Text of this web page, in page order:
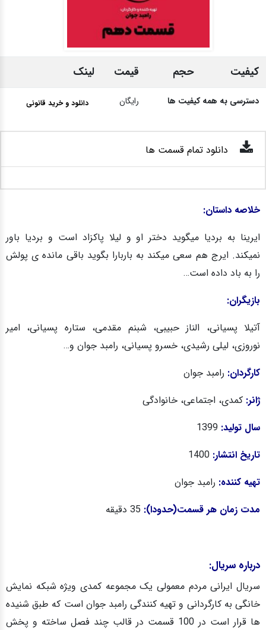
کیفیت حجم قیمت لینک
دسترسی به همه کیفیت ها رایگان دانلود و خرید قانونی
دانلود تمام قسمت ها
خلاصه داستان:
ایرینا به بردیا میگوید دختر او و لیلا پاکزاد است و بردیا باور
نمیکند. ایرج هم سعى میکند به باربارا بگوید باقى مانده ى پولش
را به باد داده است…
بازیگران:
آتیلا پسیانی، الناز حبیبی، شبنم مقدمی، ستاره پسیانی، امیر
نوروزی، لیلی رشیدی، خسرو پسیانی، رامبد جوان و…
کارگردان: رامبد جوان
ژانر: کمدی، اجتماعی، خانوادگی
سال تولید:
تاریخ انتشار:
تهیه کننده: رامبد جوان
مدت زمان هر قسمت(حدودا):
درباره سریال:
سریال ایرانی مردم معمولی یک مجموعه کمدی ویژه شبکه نمایش
خانگی به کارگردانی و تهیه کنندگی رامبد جوان است که طبق شنیده
ها قرار است در 100 قسمت در قالب چند فصل ساخته و پخش